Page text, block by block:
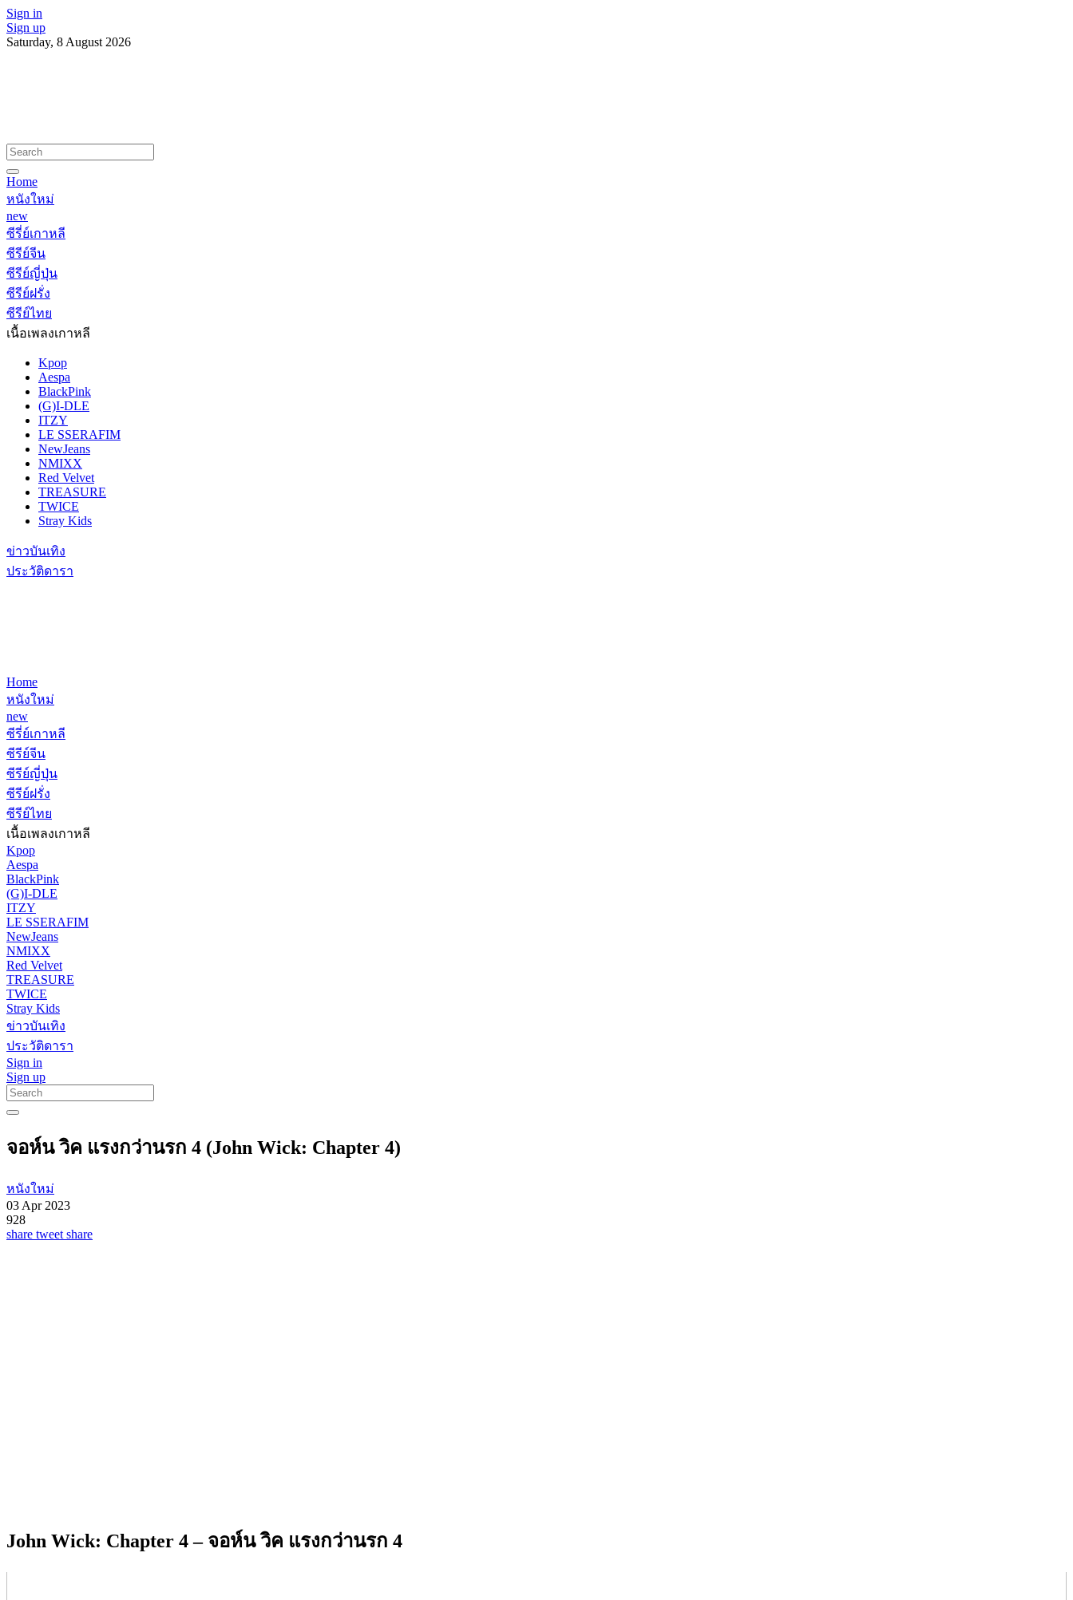
Sign in
Sign up
Saturday, 8 August 2026
Home
หนังใหม่
new
ซีรี่ย์เกาหลี
ซีรีย์จีน
ซีรีย์ญี่ปุ่น
ซีรีย์ฝรั่ง
ซีรีย์ไทย
เนื้อเพลงเกาหลี
Kpop
Aespa
BlackPink
(G)I-DLE
ITZY
LE SSERAFIM
NewJeans
NMIXX
Red Velvet
TREASURE
TWICE
Stray Kids
ข่าวบันเทิง
ประวัติดารา
Home
หนังใหม่
new
ซีรี่ย์เกาหลี
ซีรีย์จีน
ซีรีย์ญี่ปุ่น
ซีรีย์ฝรั่ง
ซีรีย์ไทย
เนื้อเพลงเกาหลี
Kpop
Aespa
BlackPink
(G)I-DLE
ITZY
LE SSERAFIM
NewJeans
NMIXX
Red Velvet
TREASURE
TWICE
Stray Kids
ข่าวบันเทิง
ประวัติดารา
Sign in
Sign up
จอห์น วิค แรงกว่านรก 4 (John Wick: Chapter 4)
หนังใหม่
03 Apr 2023
928
share tweet share
John Wick: Chapter 4 – จอห์น วิค แรงกว่านรก 4